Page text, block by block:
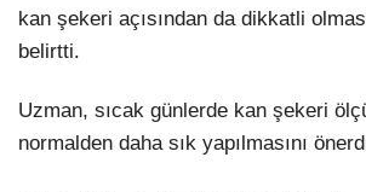
kan şekeri açısından da dikkatli
belirtti.
Uzman, sıcak günlerde kan şekeri
normalden daha sık yapılmasını